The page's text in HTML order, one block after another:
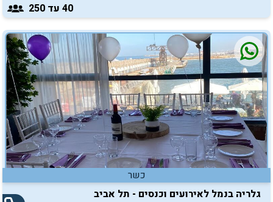
40 עד 250
כשר
גלריה בנמל לאירועים וכנסים - תל אביב